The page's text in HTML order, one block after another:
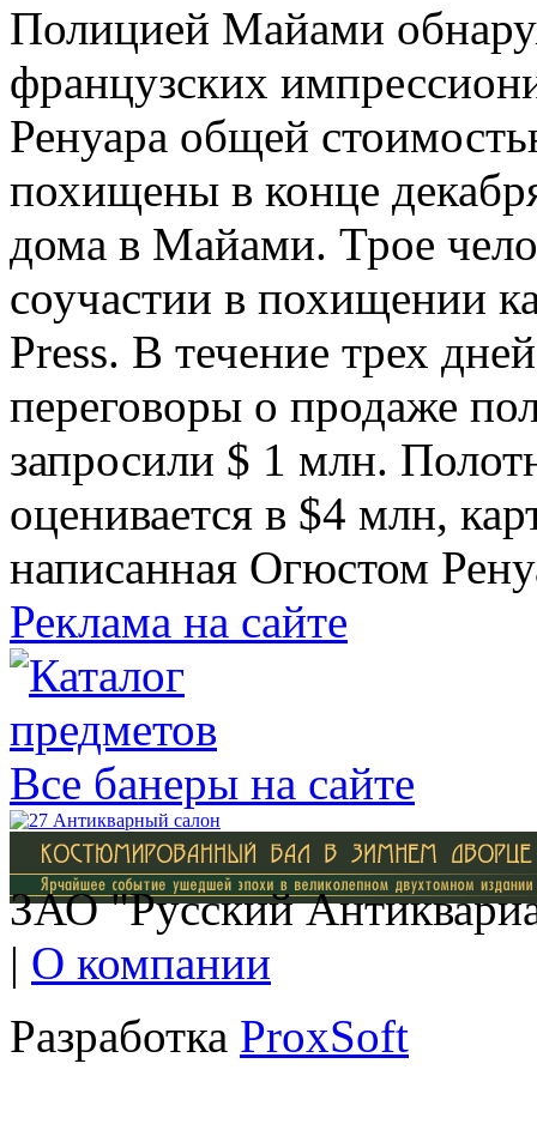
Полицией Майами
французских
Ренуара общей
похищены в конце
дома в Майами. Трое
соучастии в похищении
Press. В течение трех
переговоры о продаже
запросили $ 1 млн.
оценивается в $4 млн,
написанная Огюстом
Реклама на сайте
Все банеры на сайте
ЗАО "Русский
| О компании
Разработка ProxSoft